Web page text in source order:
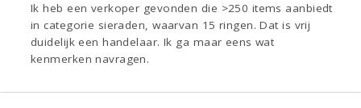
Ik heb een verkoper gevonden die >250 items aanbiedt
in categorie sieraden, waarvan 15 ringen. Dat is vrij
duidelijk een handelaar. Ik ga maar eens wat
kenmerken navragen.